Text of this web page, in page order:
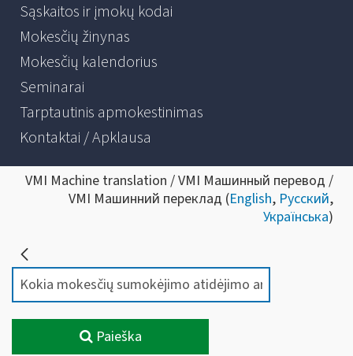
Sąskaitos ir įmokų kodai
Mokesčių žinynas
Mokesčių kalendorius
Seminarai
Tarptautinis apmokestinimas
Kontaktai / Apklausa
VMI Machine translation / VMI Машинный перевод /
VMI Машинний переклад (English, Русский,
Українська)
Paieška